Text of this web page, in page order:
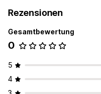
Rezensionen
Gesamtbewertung
0
5
4